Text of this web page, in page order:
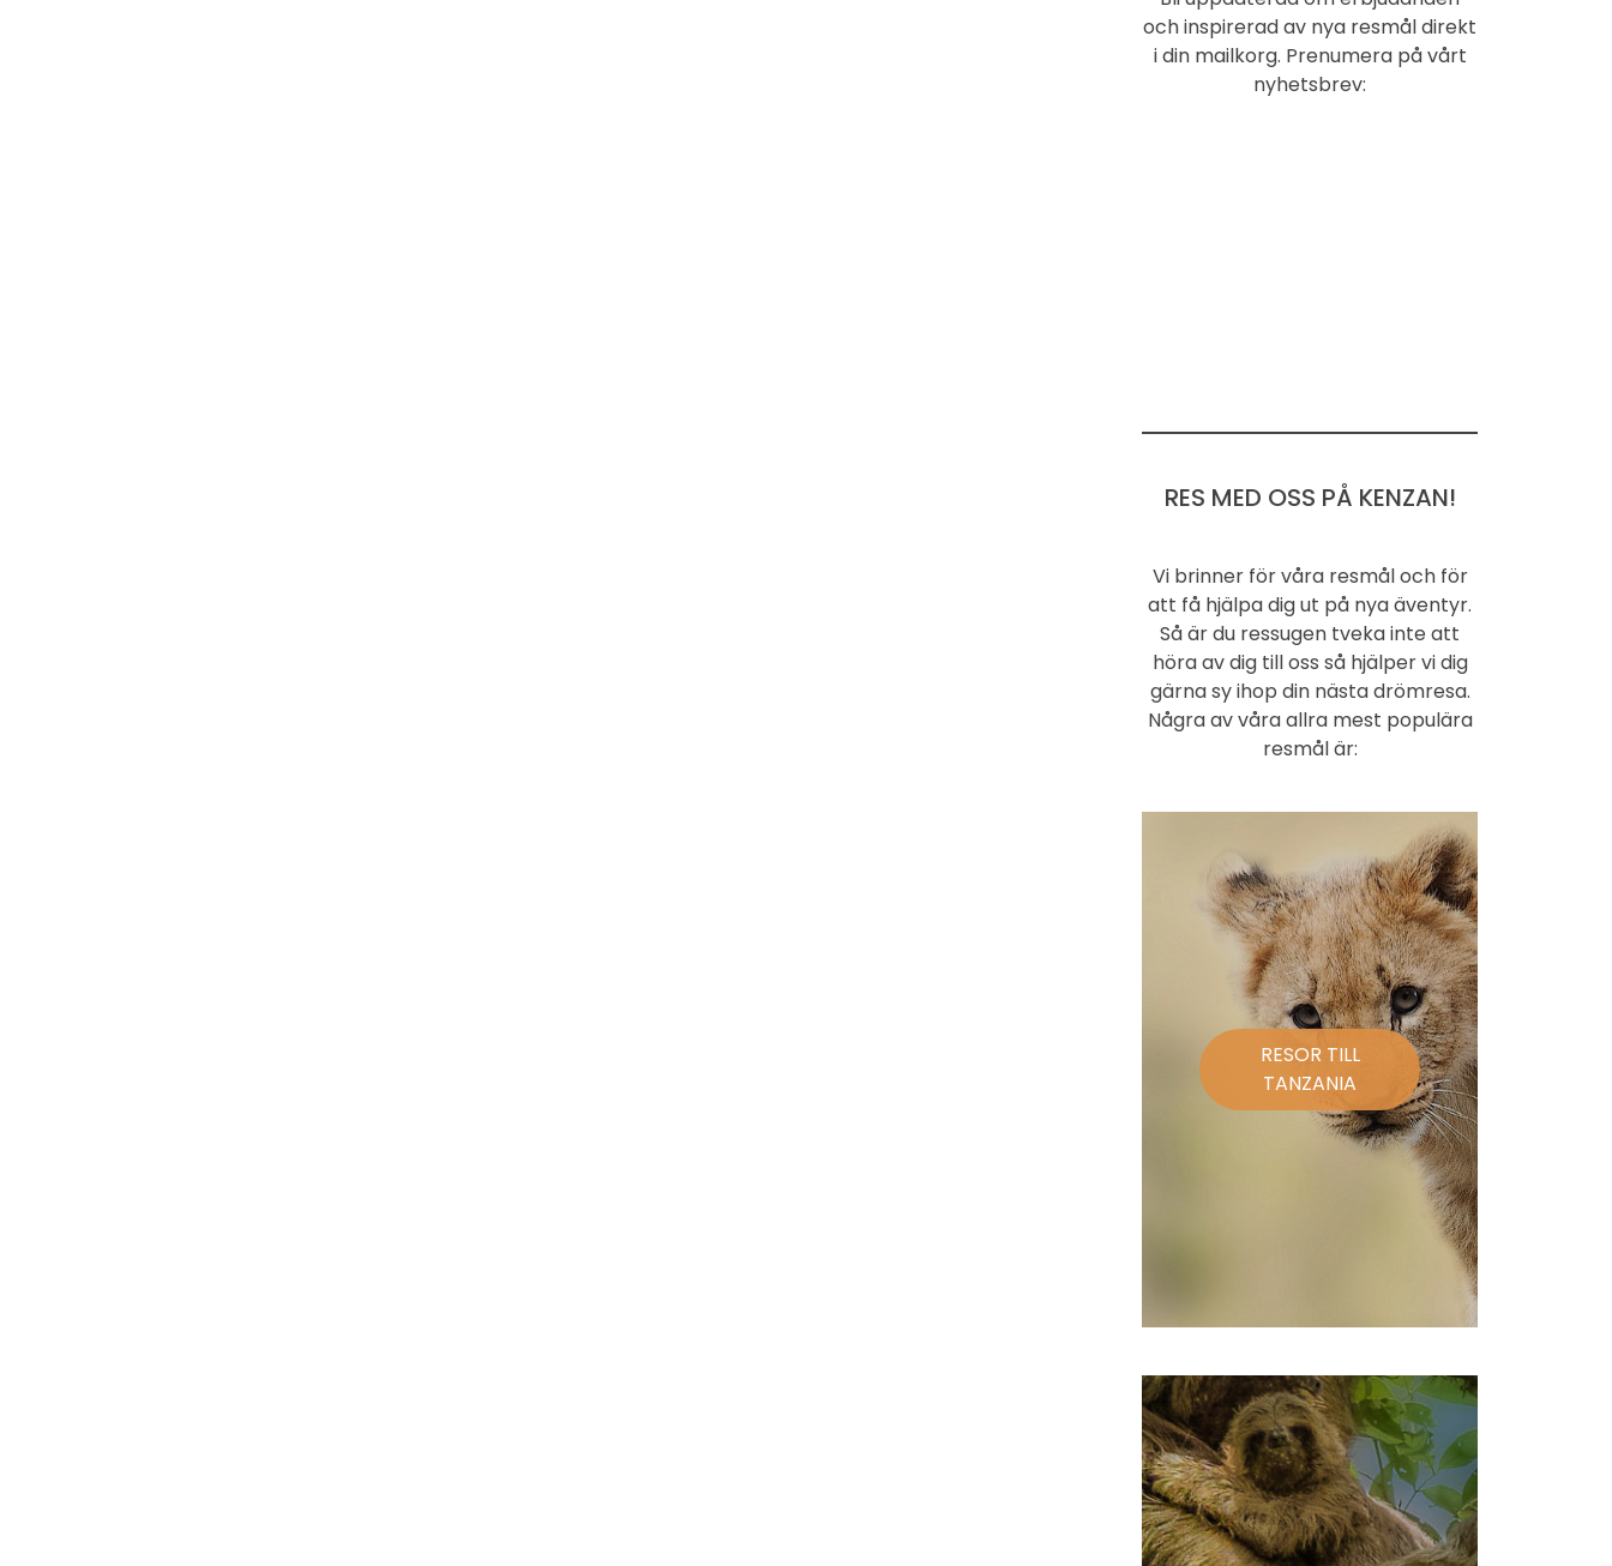
och inspirerad av nya resmål direkt
i din mailkorg. Prenumera på vårt
nyhetsbrev:
RES MED OSS PÅ KENZAN!
Vi brinner för våra resmål och för
att få hjälpa dig ut på nya äventyr.
Så är du ressugen tveka inte att
höra av dig till oss så hjälper vi dig
gärna sy ihop din nästa drömresa.
Några av våra allra mest populära
resmål är:
RESOR TILL
TANZANIA